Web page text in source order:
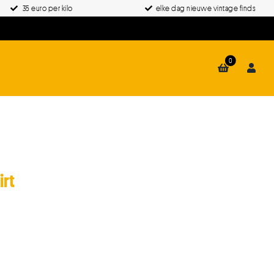
35 euro per kilo elke dag nieuwe vintage finds
0